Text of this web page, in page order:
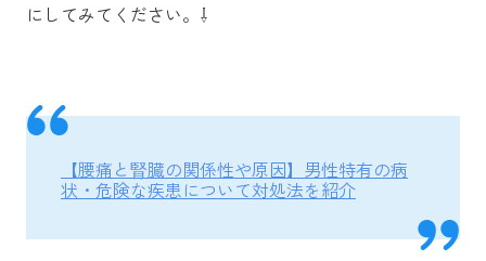
にしてみてください。⇩
【腰痛と腎臓の関係性や原因】男性特有の病
状・危険な疾患について対処法を紹介